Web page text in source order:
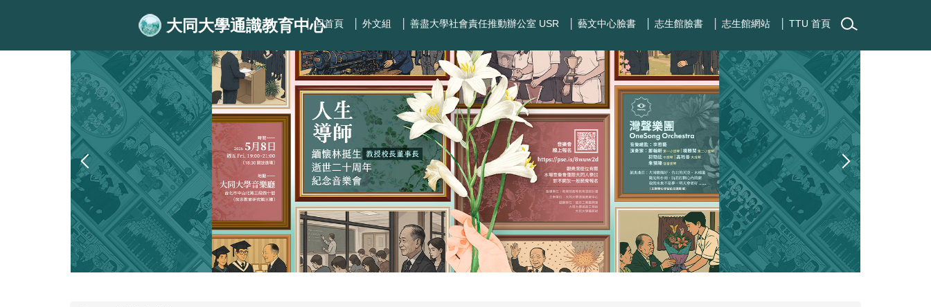
要
大同大學通識教育中心│ 回首頁 │ 外文組 │ 善盡大學社會責任推動辦公室 USR │ 藝文中心臉書 │ 志生館臉書 │ 志生館網站 │ TTU 首頁